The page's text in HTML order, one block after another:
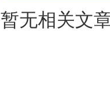
暂无相关文